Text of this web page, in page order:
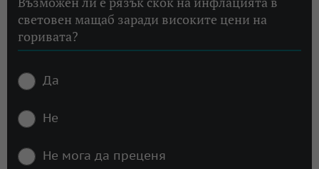
световен мащаб заради високите цени на
горивата?
Да
Не
Не мога да преценя